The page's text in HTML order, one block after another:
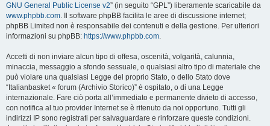
GNU General Public License v2” (in seguito “GPL”) liberamente scaricabile da
www.phpbb.com. Il software phpBB facilita le aree di discussione internet;
phpBB Limited non è responsabile dei contenuti e della gestione. Per ulteriori
informazioni su phpBB: https://www.phpbb.com.
Accetti di non inviare alcun tipo di offesa, oscenità, volgarità, calunnia,
minaccia, messaggio a sfondo sessuale, o qualsiasi altro tipo di materiale che
può violare una qualsiasi Legge del proprio Stato, o dello Stato dove
“Italianbasket « forum (Archivio Storico)” è ospitato, o di una Legge
internazionale. Fare ciò porta all’immediato e permanente divieto di accesso,
con notifica al tuo provider Internet se è ritenuto da noi opportuno. Tutti gli
indirizzi IP sono registrati per salvaguardare e rinforzare queste condizioni.